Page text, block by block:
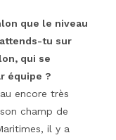
que le niveau
tu sur
qui se
équipe ?
encore très
champ de
il y a